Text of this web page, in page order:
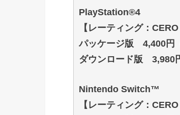
PlayStation®4
【レーティング：
パッケージ版 4,400円
ダウンロード版 3,980
Nintendo Switch™
【レーティング：